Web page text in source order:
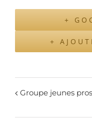
+
+
Groupe jeunes pros